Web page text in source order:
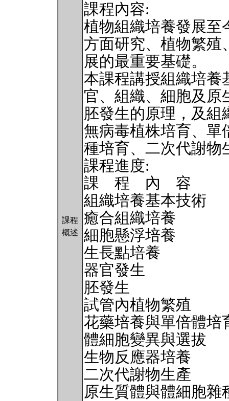
課程
概述
課程內容:
植物組織培養發展至
方面研究、植物繁殖
展的最重要基礎。
本課程講授組織培養
官、組織、細胞及原
胚發生的原理，及組
無病毒植株培育、單
種培育、二次代謝物
課程進度:
課 程 內 容
組織培養基本技術
癒合組織培養
細胞懸浮培養
生長點培養
器官發生
胚發生
試管內植物繁殖
花藥培養與單倍體培
體細胞變異與選拔
生物反應器培養
二次代謝物生產
原生質體與體細胞雜